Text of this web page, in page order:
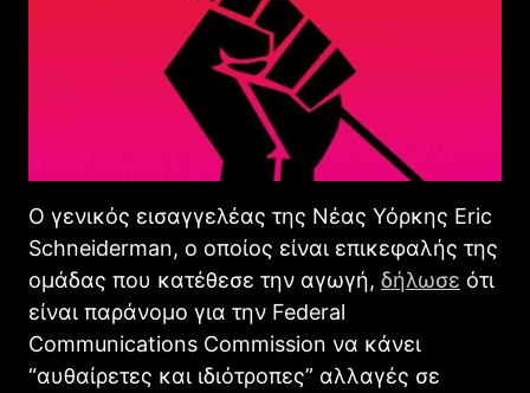
Ο γενικός εισαγγελέας της Νέας Υόρκης Eric
Schneiderman, ο οποίος είναι επικεφαλής της
ομάδας που κατέθεσε την αγωγή, δήλωσε ότι
είναι παράνομο για την Federal
Communications Commission να κάνει
“αυθαίρετες και ιδιότροπες” αλλαγές σε